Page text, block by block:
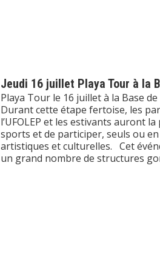
Jeudi 16 juillet Playa Tour à la
Playa Tour le 16 juillet à la Base
Durant cette étape fertoise, les
l’UFOLEP et les estivants auront
sports et de participer, seuls ou
artistiques et culturelles. Cet
un grand nombre de structures